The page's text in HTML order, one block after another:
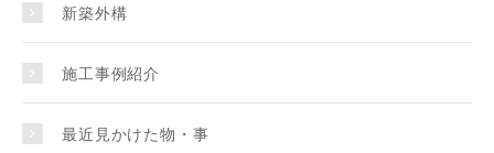
新築外構
施工事例紹介
最近見かけた物・事